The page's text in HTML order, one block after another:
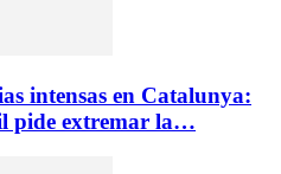
intensas en Catalunya:
pide extremar la…